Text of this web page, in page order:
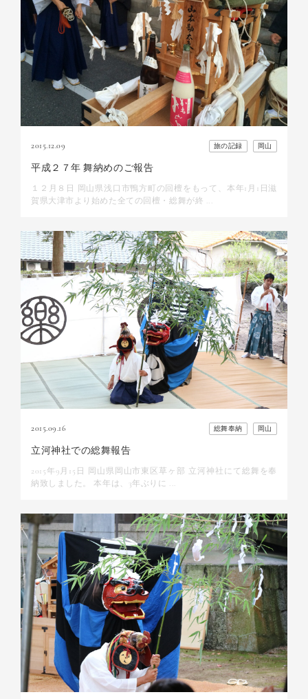
2015.12.09 旅の記録 岡山
平成２７年 舞納めのご報告
１２月８日 岡山県浅口市鴨方町の回檀をもって、本年1月1日滋
賀県大津市より始めた全ての回檀・総舞が終 ...
2015.09.16 総舞奉納 岡山
立河神社での総舞報告
2015年9月15日 岡山県岡山市東区草ヶ部 立河神社にて総舞を奉
納致しました。 本年は、3年ぶりに ...